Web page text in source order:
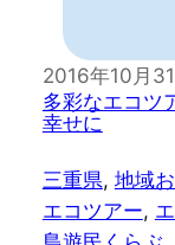
2016年10月31
多彩なエコツ
幸せに
三重県, 地域
エコツアー,